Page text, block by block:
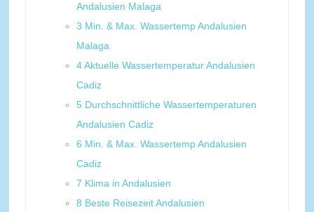
Andalusien Malaga
3 Min. & Max. Wassertemp Andalusien
Malaga
4Aktuelle Wassertemperatur Andalusien
Cadiz
5 Durchschnittliche Wassertemperaturen
Andalusien Cadiz
6 Min. & Max. Wassertemp Andalusien
Cadiz
7 Klima in Andalusien
8 Beste Reisezeit Andalusien